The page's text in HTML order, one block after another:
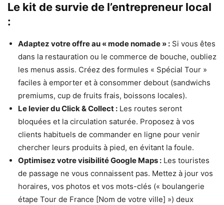
Le kit de survie de l’entrepreneur local
:
Adaptez votre offre au « mode nomade » : Si vous êtes
dans la restauration ou le commerce de bouche, oubliez
les menus assis. Créez des formules « Spécial Tour »
faciles à emporter et à consommer debout (sandwichs
premiums, cup de fruits frais, boissons locales).
Le levier du Click & Collect : Les routes seront
bloquées et la circulation saturée. Proposez à vos
clients habituels de commander en ligne pour venir
chercher leurs produits à pied, en évitant la foule.
Optimisez votre visibilité Google Maps : Les touristes
de passage ne vous connaissent pas. Mettez à jour vos
horaires, vos photos et vos mots-clés (« boulangerie
étape Tour de France [Nom de votre ville] ») deux